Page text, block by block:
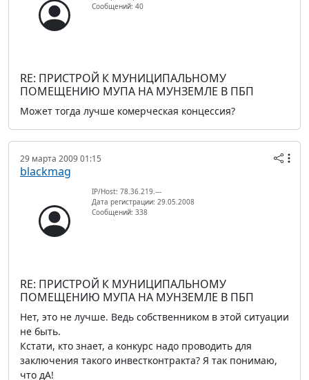
Сообщений: 40
RE: ПРИСТРОЙ К МУНИЦИПАЛЬНОМУ
ПОМЕЩЕНИЮ МУПА НА МУНЗЕМЛЕ В ПБП
Может тогда лучше комерческая концессия?
29 марта 2009 01:15
blackmag
IP/Host: 78.36.219.---
Дата регистрации: 29.05.2008
Сообщений: 338
RE: ПРИСТРОЙ К МУНИЦИПАЛЬНОМУ
ПОМЕЩЕНИЮ МУПА НА МУНЗЕМЛЕ В ПБП
Нет, это не лучше. Ведь собственником в этой ситуации
не быть.
Кстати, кто знает, а конкурс надо проводить для
заключения такого инвестконтракта? Я так понимаю,
что дА!